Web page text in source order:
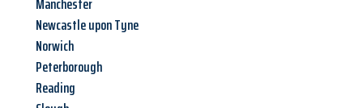
Newcastle upon Tyne
Norwich
Peterborough
Reading